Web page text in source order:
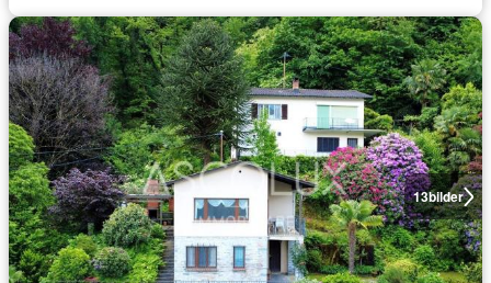
13bilder